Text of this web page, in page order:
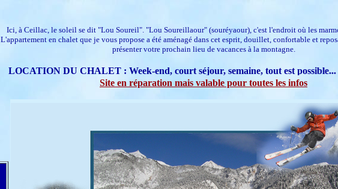
Ici, à Ceillac, le soleil se dit "Lou Soureil". "Lou Soureillaour" (souréyaour), c'est l'endroit où les
L'appartement en chalet que je vous propose a été aménagé dans cet esprit, douillet, confortable et
présenter votre prochain lieu de vacances à la montagne.
LOCATION DU CHALET : Week-end, court séjour, semaine, tout est
Site en réparation mais valable pour toutes les infos